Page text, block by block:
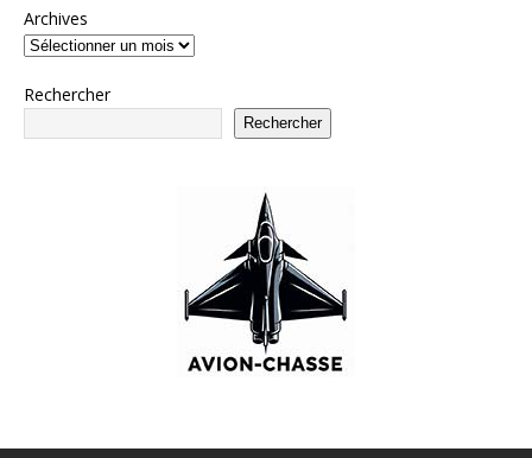
Archives
Rechercher
Rechercher